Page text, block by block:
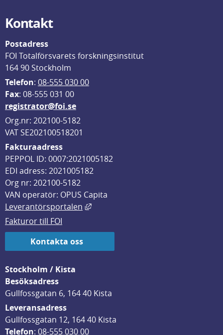
Kontakt
Postadress
FOI Totalförsvarets forskningsinstitut
164 90 Stockholm
Telefon: 08-555 030 00
Fax: 08-555 031 00
registrator@foi.se
Org.nr: 202100-5182
VAT SE202100518201
Fakturaadress
PEPPOL ID: 0007:2021005182
EDI adress: 2021005182
Org nr: 202100-5182
VAN operatör: OPUS Capita
Leverantörsportalen
Länk till annan webbplats, öppnas
Fakturor till FOI
Kontakta oss
Stockholm / Kista
Besöksadress
Gullfossgatan 6, 164 40 Kista
Leveransadress
Gullfossgatan 12, 164 40 Kista
Telefon: 08-555 030 00